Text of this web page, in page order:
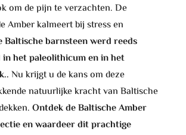
om de pijn te verzachten. De
Amber kalmeert bij stress en
Baltische barnsteen werd reeds
in het paleolithicum en in het
Nu krijgt u de kans om deze
natuurlijke kracht van Baltische
Ontdek de Baltische Amber
en waardeer dit prachtige